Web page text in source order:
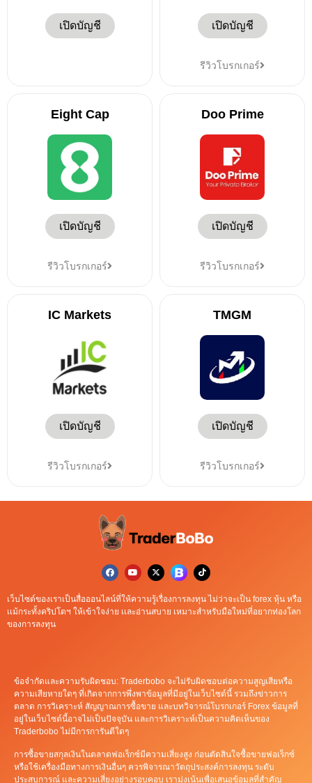
เปิดบัญชี เปิดบัญชี
รีวิวโบรกเกอร์
Eight Cap
เปิดบัญชี
รีวิวโบรกเกอร์
Doo Prime
เปิดบัญชี
รีวิวโบรกเกอร์
IC Markets
เปิดบัญชี
รีวิวโบรกเกอร์
TMGM
เปิดบัญชี
รีวิวโบรกเกอร์
เว็บไซต์ของเราเป็นสื่อออนไลน์ที่ให้ความรู้เรื่องการลงทุน ไม่ว่าจะเป็น forex หุ้น หรือ
เเม้กระทั้งคริปโตฯ ให้เข้าใจง่าย เเละอ่านสบาย เหมาะสำหรับมือใหม่ที่อยากท่องโลก
ของการลงทุน
ข้อจำกัดและความรับผิดชอบ: Traderbobo จะไม่รับผิดชอบต่อความสูญเสียหรือ
ความเสียหายใดๆ ที่เกิดจากการพึ่งพาข้อมูลที่มีอยู่ในเว็บไซต์นี้ รวมถึงข่าวการ
ตลาด การวิเคราะห์ สัญญาณการซื้อขาย และบทวิจารณ์โบรกเกอร์ Forex ข้อมูลที่
อยู่ในเว็บไซต์นี้อาจไม่เป็นปัจจุบัน และการวิเคราะห์เป็นความคิดเห็นของ
Traderbobo ไม่มีการการันตีใดๆ
การซื้อขายสกุลเงินในตลาดฟอเร็กซ์มีความเสี่ยงสูง ก่อนตัดสินใจซื้อขายฟอเร็กซ์
หรือใช้เครื่องมือทางการเงินอื่นๆ ควรพิจารณาวัตถุประสงค์การลงทุน ระดับ
ประสบการณ์ และความเสี่ยงอย่างรอบคอบ เรามุ่งเน้นเพื่อเสนอข้อมูลที่สำคัญ